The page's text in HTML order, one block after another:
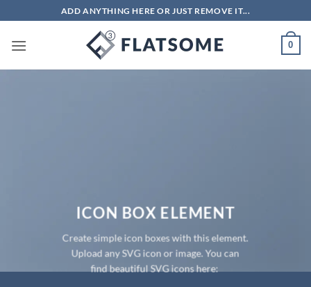
to
content
ADD ANYTHING HERE OR JUST REMOVE IT...
0
ICON BOX ELEMENT
Create simple icon boxes with this element.
Upload any SVG icon or image. You can
find beautiful SVG icons here: